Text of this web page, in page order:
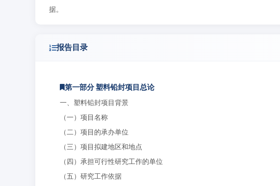
据。
报告目录
第一部分 塑料铅封项目总论
一、塑料铅封项目背景
（一）项目名称
（二）项目的承办单位
（三）项目拟建地区和地点
（四）承担可行性研究工作的单位
（五）研究工作依据